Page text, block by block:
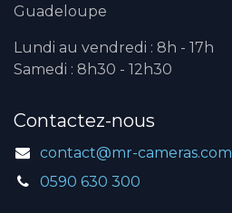
Guadeloupe
Lundi au vendredi : 8h - 17h
Samedi : 8h30 - 12h30
Contactez-nous
contact@mr-cameras.com
0590 630 300